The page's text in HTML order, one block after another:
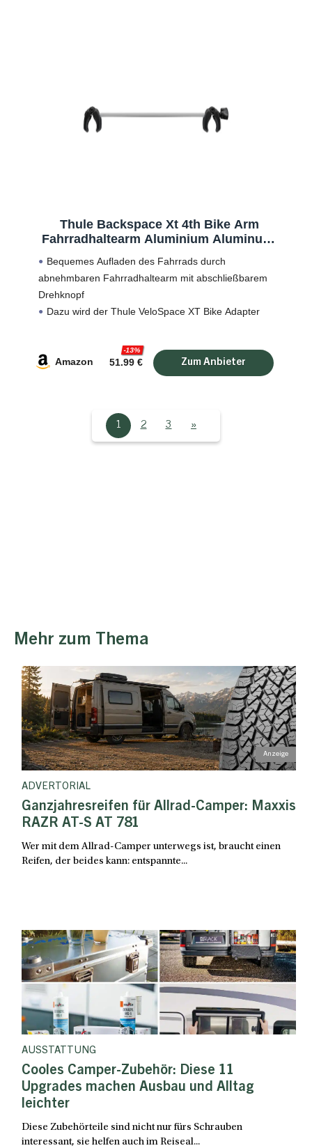
Thule Backspace Xt 4th Bike Arm
Fahrradhaltearm Aluminium Aluminum,
Bequemes Aufladen des Fahrrads durch
abnehmbaren Fahrradhaltearm mit abschließbarem
Drehknopf
Dazu wird der Thule VeloSpace XT Bike Adapter
Passend für den Thule VeloSpace XT 3
Fahrradträger
Amazon 51.99 €
-13%
1 2 3 »
Mehr zum Thema
ADVERTORIAL
Ganzjahresreifen für Allrad-Camper: Maxxis
RAZR AT-S AT 781
Wer mit dem Allrad-Camper unterwegs ist, braucht einen
Reifen, der beides kann: entspannte...
AUSSTATTUNG
Cooles Camper-Zubehör: Diese 11
Upgrades machen Ausbau und Alltag
leichter
Diese Zubehörteile sind nicht nur fürs Schrauben
interessant, sie helfen auch im Reiseal...